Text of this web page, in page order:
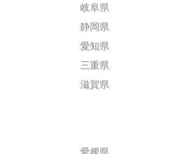
岐阜県
静岡県
愛知県
三重県
滋賀県